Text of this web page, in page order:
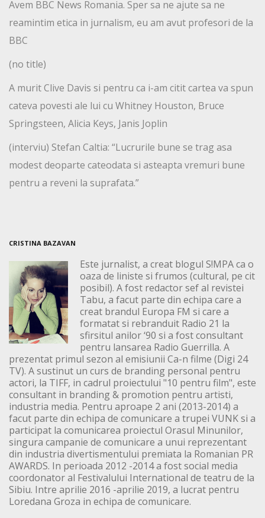
Avem BBC News Romania. Sper sa ne ajute sa ne
reamintim etica in jurnalism, eu am avut profesori de la
BBC
(no title)
A murit Clive Davis si pentru ca i-am citit cartea va spun
cateva povesti ale lui cu Whitney Houston, Bruce
Springsteen, Alicia Keys, Janis Joplin
(interviu) Stefan Caltia: “Lucrurile bune se trag asa
modest deoparte cateodata si asteapta vremuri bune
pentru a reveni la suprafata.”
CRISTINA BAZAVAN
Este jurnalist, a creat blogul S!MPA ca o
oaza de liniste si frumos (cultural, pe cit
posibil). A fost redactor sef al revistei
Tabu, a facut parte din echipa care a
creat brandul Europa FM si care a
formatat si rebranduit Radio 21 la
sfirsitul anilor ‘90 si a fost consultant
pentru lansarea Radio Guerrilla. A
prezentat primul sezon al emisiunii Ca-n filme (Digi 24
TV). A sustinut un curs de branding personal pentru
actori, la TIFF, in cadrul proiectului "10 pentru film", este
consultant in branding & promotion pentru artisti,
industria media. Pentru aproape 2 ani (2013-2014) a
facut parte din echipa de comunicare a trupei VUNK si a
participat la comunicarea proiectul Orasul Minunilor,
singura campanie de comunicare a unui reprezentant
din industria divertismentului premiata la Romanian PR
AWARDS. In perioada 2012 -2014 a fost social media
coordonator al Festivalului International de teatru de la
Sibiu. Intre aprilie 2016 -aprilie 2019, a lucrat pentru
Loredana Groza in echipa de comunicare.